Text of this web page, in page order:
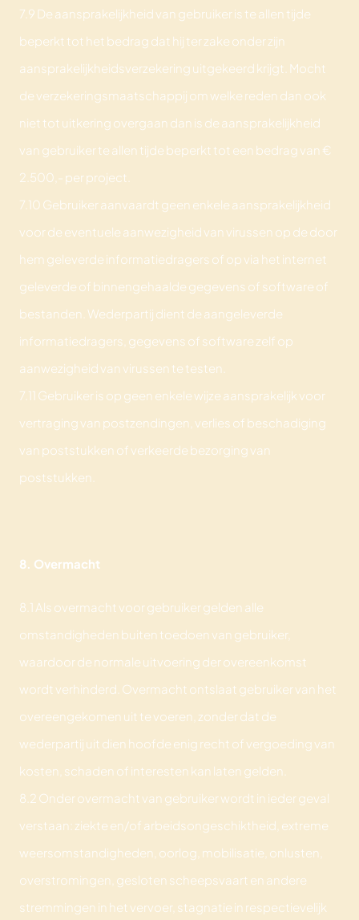
7.9 De aansprakelijkheid van gebruiker is te allen tijde
beperkt tot het bedrag dat hij ter zake onder zijn
aansprakelijkheidsverzekering uitgekeerd krijgt. Mocht
de verzekeringsmaatschappij om welke reden dan ook
niet tot uitkering overgaan dan is de aansprakelijkheid
van gebruiker te allen tijde beperkt tot een bedrag van €
2.500,- per project.
7.10 Gebruiker aanvaardt geen enkele aansprakelijkheid
voor de eventuele aanwezigheid van virussen op de door
hem geleverde informatiedragers of op via het internet
geleverde of binnengehaalde gegevens of software of
bestanden. Wederpartij dient de aangeleverde
informatiedragers, gegevens of software zelf op
aanwezigheid van virussen te testen.
7.11 Gebruiker is op geen enkele wijze aansprakelijk voor
vertraging van postzendingen, verlies of beschadiging
van poststukken of verkeerde bezorging van
poststukken.
8. Overmacht
8.1 Als overmacht voor gebruiker gelden alle
omstandigheden buiten toedoen van gebruiker,
waardoor de normale uitvoering der overeenkomst
wordt verhinderd. Overmacht ontslaat gebruiker van het
overeengekomen uit te voeren, zonder dat de
wederpartij uit dien hoofde enig recht of vergoeding van
kosten, schaden of interesten kan laten gelden.
8.2 Onder overmacht van gebruiker wordt in ieder geval
verstaan: ziekte en/of arbeidsongeschiktheid, extreme
weersomstandigheden, oorlog, mobilisatie, onlusten,
overstromingen, gesloten scheepsvaart en andere
stremmingen in het vervoer, stagnatie in respectievelijk